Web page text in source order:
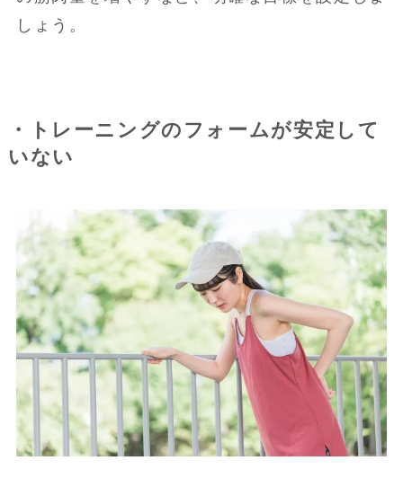
しょう。
・トレーニングのフォームが安定して
いない